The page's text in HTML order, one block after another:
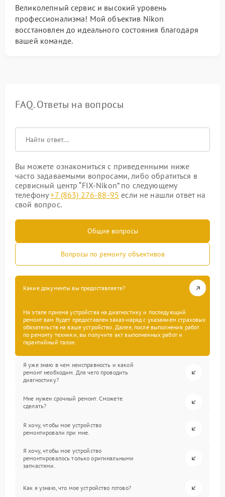
Великолепный сервис и высокий уровень
профессионализма! Мой объектив Nikon
восстановлен до идеального состояния благодаря
вашей команде.
FAQ. Ответы на вопросы
Вы можете ознакомиться с приведенными ниже
часто задаваемыми вопросами, либо обратиться в
сервисный центр “FIX-Nikon” по следующему
телефону+7 (863) 276-88-95 если не нашли ответ на
свой вопрос.
Общие вопросы
Вопросы по ремонту объективов
Какие документы вы предоставляете?
На этапе приема устройства на диагностику и последующий
ремонт вам будет предоставлен заказ-наряд с указанием страховых
обязательств на ваше устройство. Далее, после выполнения работ
по ремонту техники, вы получите акт выполненных работ и
гарантийный талон.
Я уже знаю в чем неисправность и какой
ремонт необходим. Для чего проводить
диагностику?
Мне нужен срочный ремонт. Сможете
сделать?
Я хочу, чтобы мое устройство
ремонтировали при мне.
Я хочу, чтобы мое устройство
ремонтировалось только оригинальными
запчастями.
Как я узнаю, что мое устройство готово?